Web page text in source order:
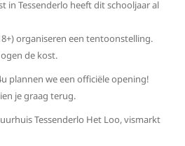
in Tessenderlo heeft dit schooljaar al
organiseren een tentoonstelling.
de kost.
plannen we een officiële opening!
je graag terug.
Tessenderlo Het Loo, vismarkt